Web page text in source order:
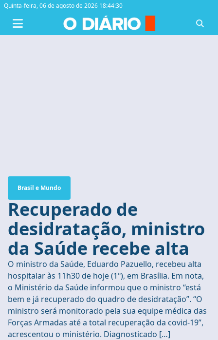
Quinta-feira,06 de agosto de 2026 18:44:31
Brasil e Mundo
Recuperado de
desidratação, ministro
da Saúde recebe alta
O ministro da Saúde, Eduardo Pazuello, recebeu alta
hospitalar às 11h30 de hoje (1º), em Brasília. Em nota,
o Ministério da Saúde informou que o ministro “está
bem e já recuperado do quadro de desidratação”. “O
ministro será monitorado pela sua equipe médica das
Forças Armadas até a total recuperação da covid-19”,
acrescentou o ministério. Diagnosticado […]